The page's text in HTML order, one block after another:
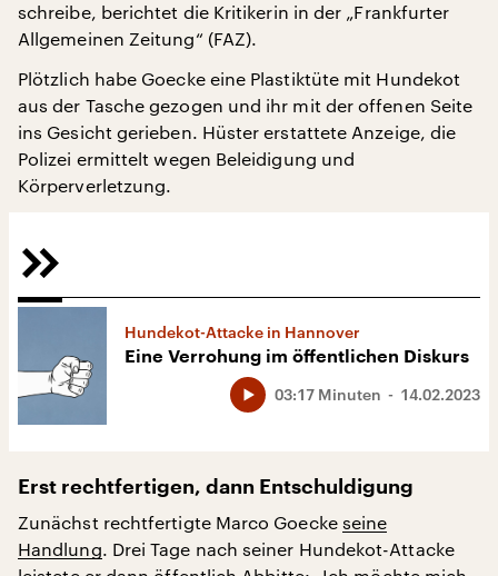
schreibe, berichtet die Kritikerin in der „Frankfurter
Allgemeinen Zeitung“ (FAZ).
Plötzlich habe Goecke eine Plastiktüte mit Hundekot
aus der Tasche gezogen und ihr mit der offenen Seite
ins Gesicht gerieben. Hüster erstattete Anzeige, die
Polizei ermittelt wegen Beleidigung und
Körperverletzung.
Hundekot-Attacke in Hannover
Eine Verrohung im öffentlichen Diskurs
14.02.2023
03:17 Minuten
Erst rechtfertigen, dann Entschuldigung
Zunächst rechtfertigte Marco Goecke seine
Handlung. Drei Tage nach seiner Hundekot-Attacke